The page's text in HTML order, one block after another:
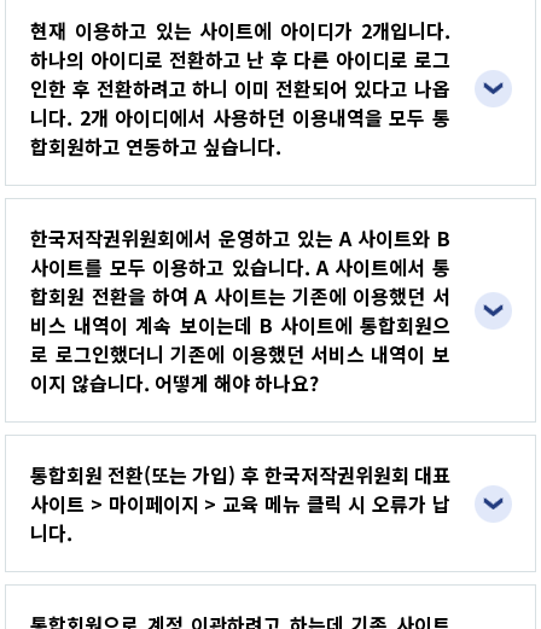
현재 이용하고 있는 사이트에 아이디가 2개입니다.
하나의 아이디로 전환하고 난 후 다른 아이디로 로그
인한 후 전환하려고 하니 이미 전환되어 있다고 나옵
니다. 2개 아이디에서 사용하던 이용내역을 모두 통
합회원하고 연동하고 싶습니다.
한국저작권위원회에서 운영하고 있는 A 사이트와 B
사이트를 모두 이용하고 있습니다. A 사이트에서 통
합회원 전환을 하여 A 사이트는 기존에 이용했던 서
비스 내역이 계속 보이는데 B 사이트에 통합회원으
로 로그인했더니 기존에 이용했던 서비스 내역이 보
이지 않습니다. 어떻게 해야 하나요?
통합회원 전환(또는 가입) 후 한국저작권위원회 대표
사이트 > 마이페이지 > 교육 메뉴 클릭 시 오류가 납
니다.